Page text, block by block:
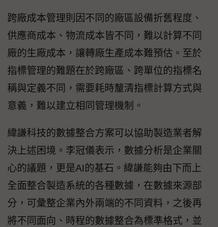
跨廠成本管理則因不同的廠區設備折舊程度、
供應商成本、物流成本皆不同，難以計算不同
廠的生廠成本，讓轉廠生產成本難預估。至於
指標管理的難題在於跨廠區、跨單位的指標名
稱與定義不同，需要耗時釐清指標計算方式與
意義，難以建立相同管理機制。
緯謙科技的數據整合方案可以協助製造業者解
決上述困境。李冠儀表示，數據分析是企業關
心的議題，更是AI的基石。緯謙能夠由下而上
全面整合製造系統的各種數據，在數據來源部
分，可彙整企業內外兩端的不同資料，之後再
將不同面向、時程的數據整合為標準格式，並